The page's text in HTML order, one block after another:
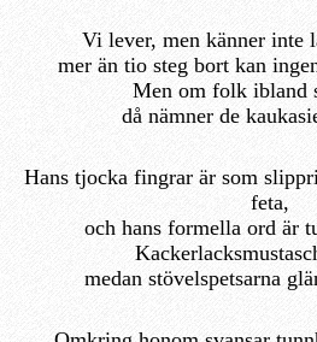
Vi lever, men känner inte
mer än tio steg bort kan
Men om folk ibland
då nämner de
Hans tjocka fingrar är som
feta,
och hans formella ord är
medan stövelspetsarna